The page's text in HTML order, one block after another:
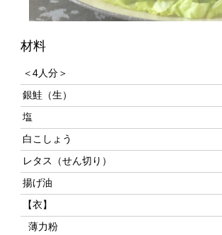
材料
銀鮭（生）
塩
白こしょう
レタス（せん切り）
揚げ油
【衣】
薄力粉
片栗粉
ベーキングパウダー
サラダ油